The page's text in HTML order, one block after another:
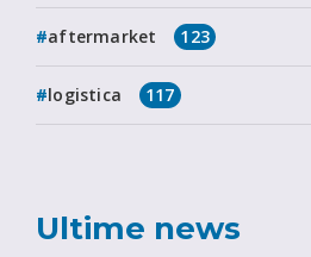
aftermarket 123
logistica 117
Ultime news